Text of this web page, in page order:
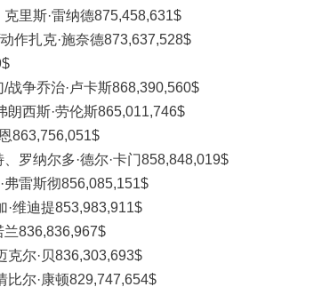
里斯·雷纳德875,458,631$
作扎克·施奈德873,637,528$
争乔治·卢卡斯868,390,560$
西斯·劳伦斯865,011,746$
863,756,051$
罗纳尔多·德尔·卡门858,848,019$
弗雷斯彻856,085,151$
·维迪提853,983,911$
兰836,836,967$
克尔·贝836,303,693$
比尔·康顿829,747,654$